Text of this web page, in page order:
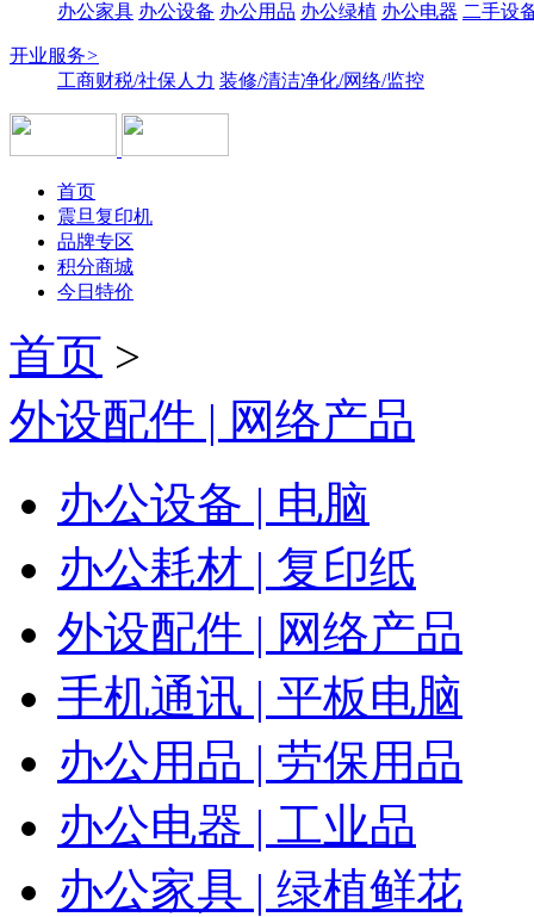
办公家具 办公设备 办公用品 办公绿植 办公电器 二手设
开业服务>
工商财税/社保人力 装修/清洁净化/网络/监控
首页
震旦复印机
品牌专区
积分商城
今日特价
首页 >
外设配件 | 网络产品
办公设备 | 电脑
办公耗材 | 复印纸
外设配件 | 网络产品
手机通讯 | 平板电脑
办公用品 | 劳保用品
办公电器 | 工业品
办公家具 | 绿植鲜花